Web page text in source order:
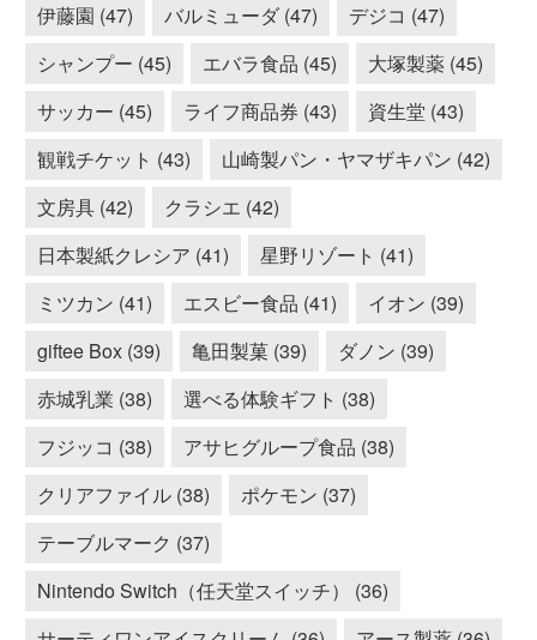
伊藤園 (47)
バルミューダ (47)
デジコ (47)
シャンプー (45)
エバラ食品 (45)
大塚製薬 (45)
サッカー (45)
ライフ商品券 (43)
資生堂 (43)
観戦チケット (43)
山崎製パン・ヤマザキパン (42)
文房具 (42)
クラシエ (42)
日本製紙クレシア (41)
星野リゾート (41)
ミツカン (41)
エスビー食品 (41)
イオン (39)
giftee Box (39)
亀田製菓 (39)
ダノン (39)
赤城乳業 (38)
選べる体験ギフト (38)
フジッコ (38)
アサヒグループ食品 (38)
クリアファイル (38)
ポケモン (37)
テーブルマーク (37)
Nintendo Switch（任天堂スイッチ） (36)